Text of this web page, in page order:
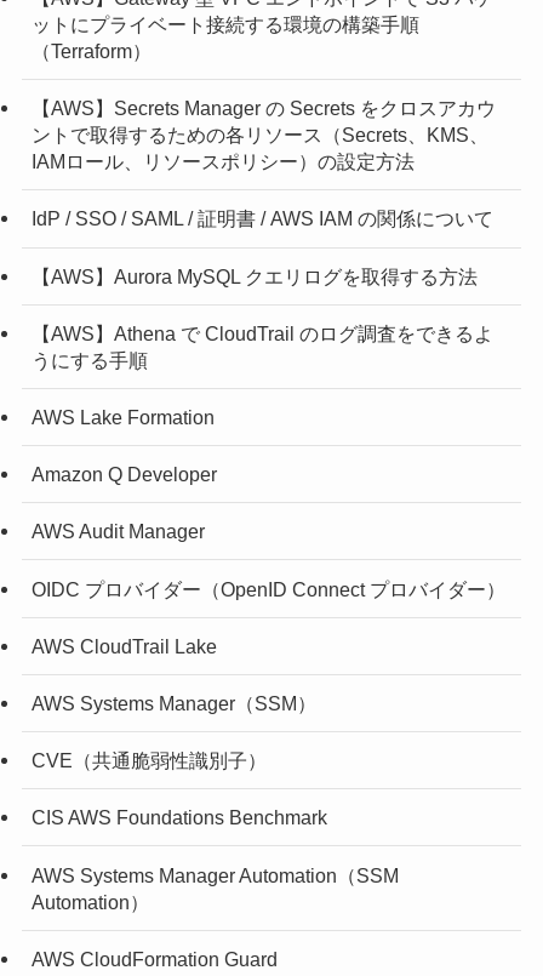
ットにプライベート接続する環境の構築手順
（Terraform）
【AWS】Secrets Manager の Secrets をクロスアカウ
ントで取得するための各リソース（Secrets、KMS、
IAMロール、リソースポリシー）の設定方法
IdP / SSO / SAML / 証明書 / AWS IAM の関係について
【AWS】Aurora MySQL クエリログを取得する方法
【AWS】Athena で CloudTrail のログ調査をできるよ
うにする手順
AWS Lake Formation
Amazon Q Developer
AWS Audit Manager
OIDC プロバイダー（OpenID Connect プロバイダー）
AWS CloudTrail Lake
AWS Systems Manager（SSM）
CVE（共通脆弱性識別子）
CIS AWS Foundations Benchmark
AWS Systems Manager Automation（SSM
Automation）
AWS CloudFormation Guard